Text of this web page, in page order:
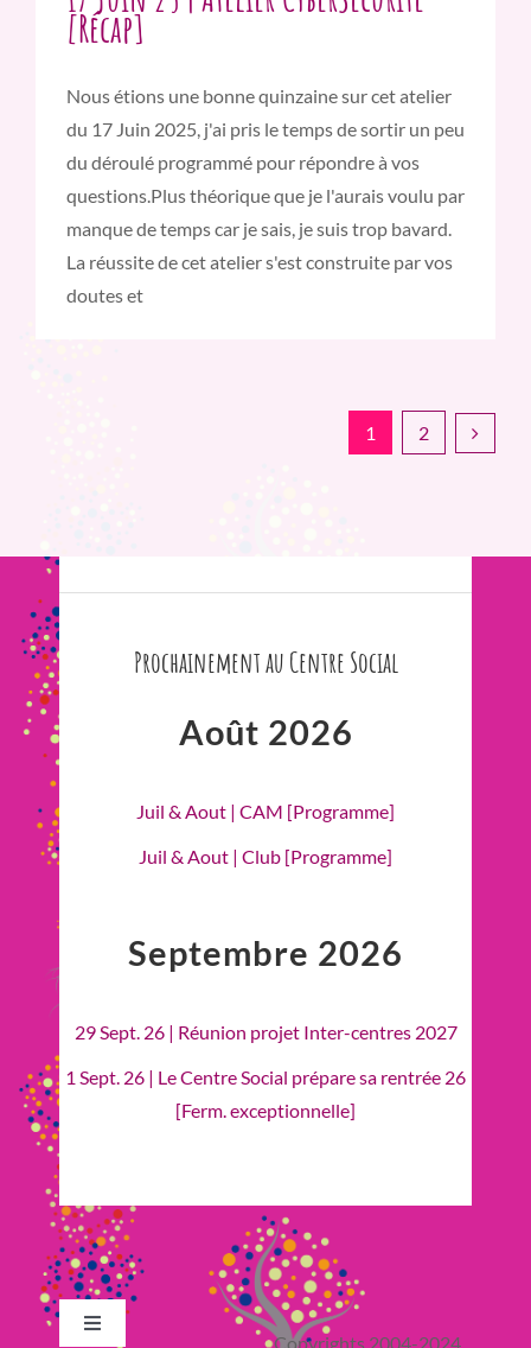
[Récap]
Nous étions une bonne quinzaine sur cet atelier
du 17 Juin 2025, j'ai pris le temps de sortir un peu
du déroulé programmé pour répondre à vos
questions.Plus théorique que je l'aurais voulu par
manque de temps car je sais, je suis trop bavard.
La réussite de cet atelier s'est construite par vos
doutes et
1 2
Prochainement au Centre Social
Août 2026
Juil & Aout | CAM [Programme]
Juil & Aout | Club [Programme]
Septembre 2026
29 Sept. 26 | Réunion projet Inter-centres 2027
1 Sept. 26 | Le Centre Social prépare sa rentrée 26
[Ferm. exceptionnelle]
Toggle
Copyrights 2004-2024